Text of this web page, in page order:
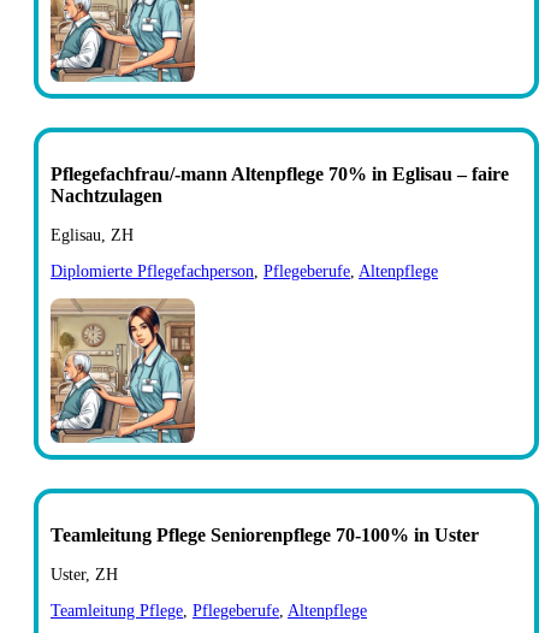
Pflegefachfrau/-mann Altenpflege 70% in Eglisau – faire
Nachtzulagen
Eglisau, ZH
Diplomierte Pflegefachperson, Pflegeberufe, Altenpflege
Teamleitung Pflege Seniorenpflege 70-100% in Uster
Uster, ZH
Teamleitung Pflege, Pflegeberufe, Altenpflege